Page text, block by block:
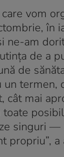
vom
în
ne-am
de a
de
un
cât mai
singuri —
propriu”, a